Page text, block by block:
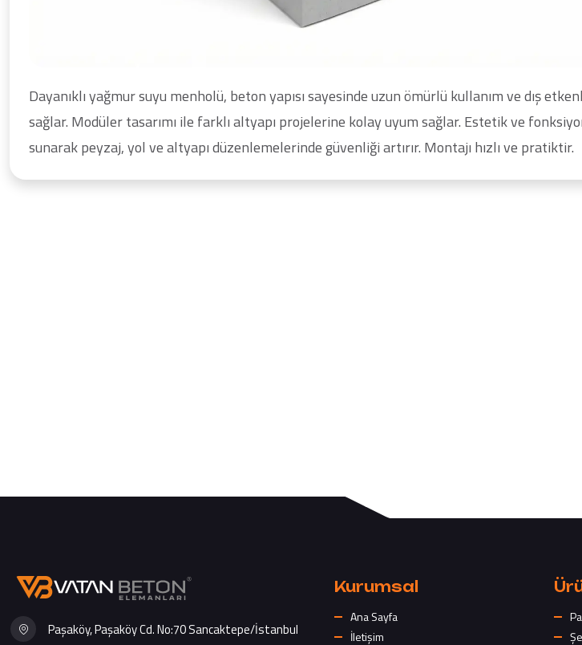
Dayanıklı yağmur suyu menholü, beton yapısı sayesinde uzun ömürlü kullanım ve dış
sağlar. Modüler tasarımı ile farklı altyapı projelerine kolay uyum sağlar. Estetik ve
sunarak peyzaj, yol ve altyapı düzenlemelerinde güvenliği artırır. Montajı hızlı ve pratiktir.
Paşaköy, Paşaköy Cd. No:70 Sancaktepe/İstanbul
Kurumsal
Ana Sayfa
İletişim